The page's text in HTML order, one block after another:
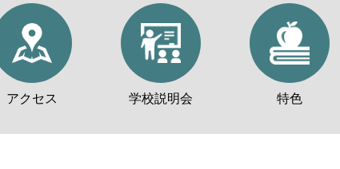
アクセス 学校説明会 特色